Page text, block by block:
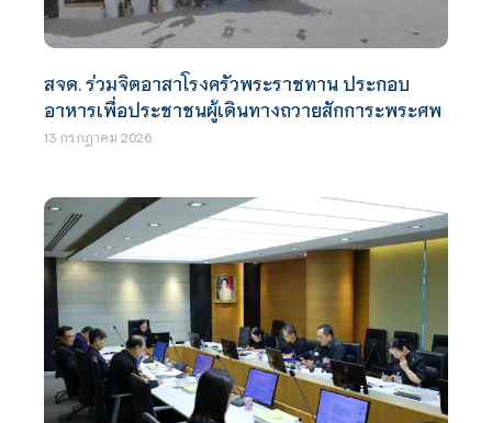
สจด. ร่วมจิตอาสาโรงครัวพระราชทาน ประกอบ
อาหารเพื่อประชาชนผู้เดินทางถวายสักการะพระศพ
13 กรกฎาคม 2026